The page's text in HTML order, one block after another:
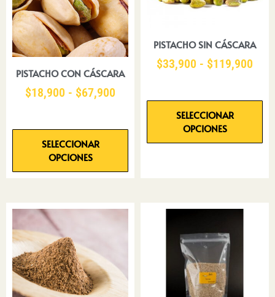
PISTACHO CON CÁSCARA
$18,900 - $67,900
SELECCIONAR
OPCIONES
PISTACHO SIN CÁSCARA
$33,900 - $119,900
SELECCIONAR
OPCIONES